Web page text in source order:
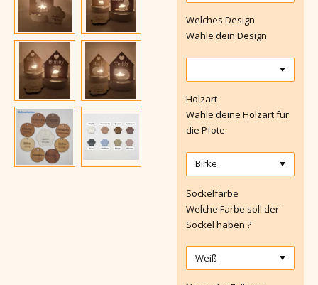
Welches Design
Wähle dein Design
Holzart
Wähle deine Holzart für
die Pfote.
Sockelfarbe
Welche Farbe soll der
Sockel haben ?